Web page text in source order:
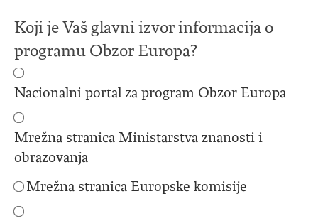
Koji je Vaš glavni izvor informacija o
programu Obzor Europa?
Nacionalni portal za program Obzor Europa
Mrežna stranica Ministarstva znanosti i
obrazovanja
Mrežna stranica Europske komisije